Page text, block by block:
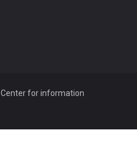
for information